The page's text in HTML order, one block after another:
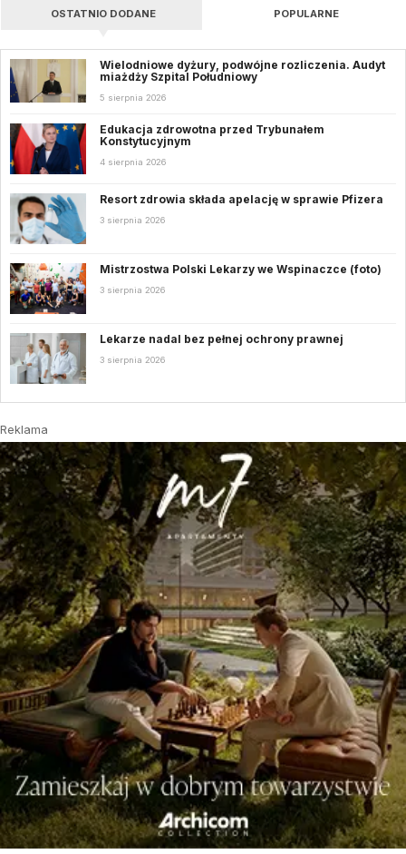
OSTATNIO DODANE POPULARNE
Wielodniowe dyżury, podwójne rozliczenia. Audyt
miażdży Szpital Południowy
5 sierpnia 2026
Edukacja zdrowotna przed Trybunałem
Konstytucyjnym
4 sierpnia 2026
Resort zdrowia składa apelację w sprawie Pfizera
3 sierpnia 2026
Mistrzostwa Polski Lekarzy we Wspinaczce (foto)
3 sierpnia 2026
Lekarze nadal bez pełnej ochrony prawnej
3 sierpnia 2026
Reklama